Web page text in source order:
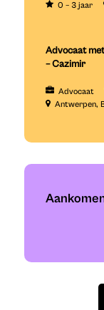
0 – 3 jaar
Advocaat
– Cazimir
Advocaat
Antwerpen